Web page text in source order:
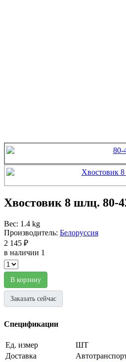
Хвостовик 8 шлц. 80-
Вес: 1.4 kg
Производитель: Белоруссия
2 145 ₽
в наличии 1
В корзину
Заказать сейчас
Спецификации
Ед. измер
ШТ
Доставка